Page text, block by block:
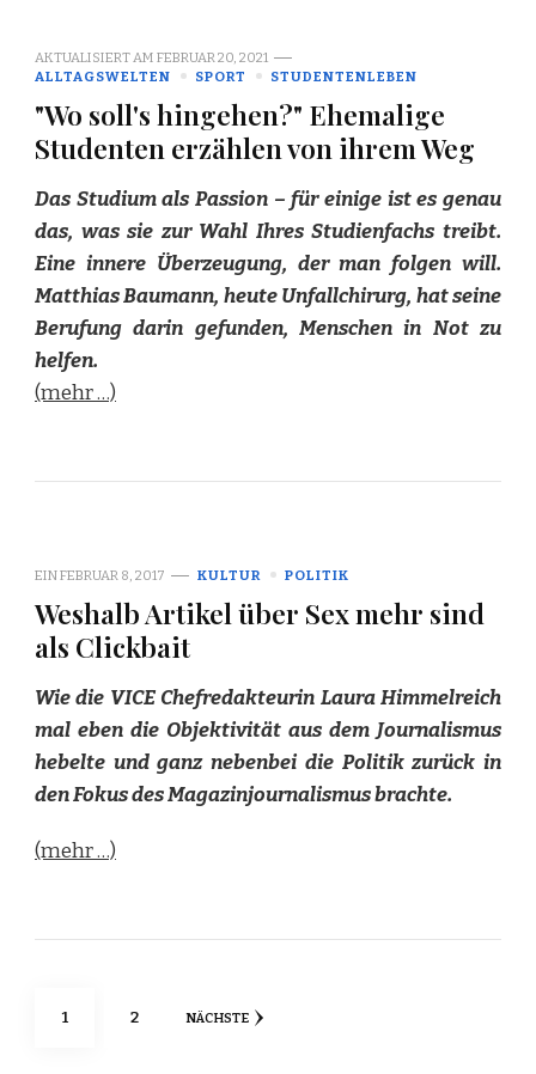
AKTUALISIERT AM FEBRUAR 20, 2021
ALLTAGSWELTEN
SPORT STUDENTENLEBEN
"Wo soll's hingehen?" Ehemalige
Studenten erzählen von ihrem Weg
Das Studium als Passion – für einige ist es genau
das, was sie zur Wahl Ihres Studienfachs treibt.
Eine innere Überzeugung, der man folgen will.
Matthias Baumann, heute Unfallchirurg, hat seine
Berufung darin gefunden, Menschen in Not zu
helfen.
(mehr …)
EINFEBRUAR 8, 2017 KULTUR POLITIK
Weshalb Artikel über Sex mehr sind
als Clickbait
Wie die VICE Chefredakteurin Laura Himmelreich
mal eben die Objektivität aus dem Journalismus
hebelte und ganz nebenbei die Politik zurück in
den Fokus des Magazinjournalismus brachte.
(mehr …)
Seitennummerierung
SEITE
1 SEITE
2 NÄCHSTE